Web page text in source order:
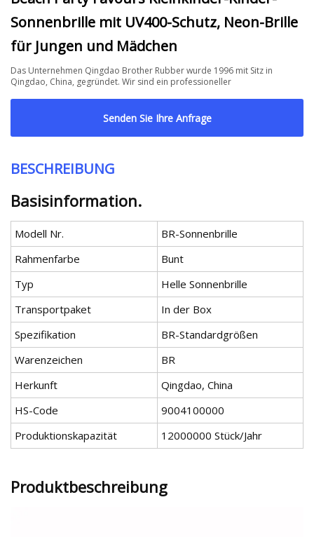
Sonnenbrille mit UV400-Schutz, Neon-Brille
für Jungen und Mädchen
Das Unternehmen Qingdao Brother Rubber wurde 1996 mit Sitz in
Qingdao, China, gegründet. Wir sind ein professioneller
Senden Sie Ihre Anfrage
BESCHREIBUNG
Basisinformation.
Modell Nr.
BR-Sonnenbrille
Rahmenfarbe
Bunt
Typ
Helle Sonnenbrille
Transportpaket
In der Box
Spezifikation
BR-Standardgrößen
Warenzeichen
BR
Herkunft
Qingdao, China
HS-Code
9004100000
Produktionskapazität
12000000 Stück/Jahr
Produktbeschreibung